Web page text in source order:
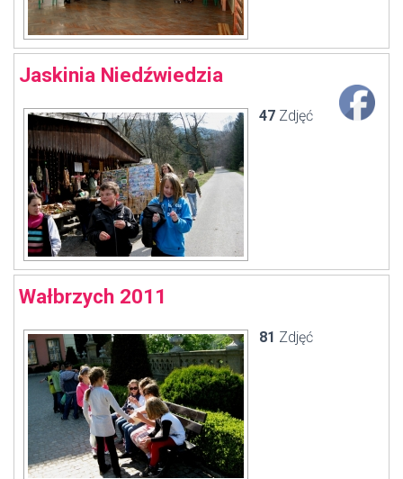
Jaskinia Niedźwiedzia
47 Zdjęć
Wałbrzych 2011
81 Zdjęć